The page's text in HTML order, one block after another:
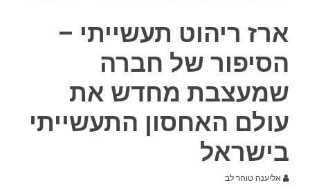
ארז ריהוט תעשייתי –
הסיפור של חברה
שמעצבת מחדש את
עולם האחסון התעשייתי
בישראל
אליענה טוהר לב